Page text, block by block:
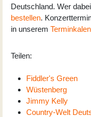
Deutschland. Wer
bestellen.
in unserem
Teilen:
Fiddler's Green
Wüstenberg
Jimmy Kelly
Country-Welt